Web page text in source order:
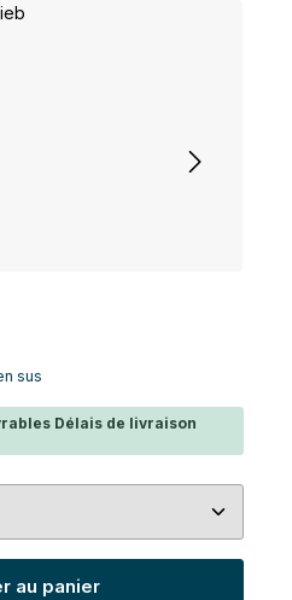
sus
Délais de livraison
: Entrez la quantité
au panier